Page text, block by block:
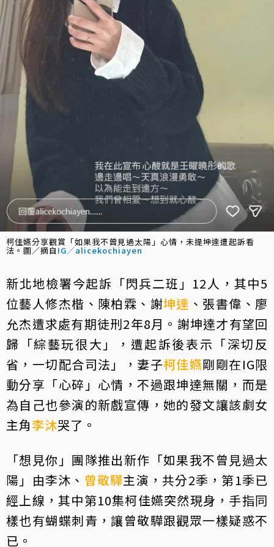
柯佳嬿分享觀賞「如果我不曾見過太陽」心情，未提坤達遭起訴看
法。圖／摘自 IG／alicekochiayen
新北地檢署今起訴「閃兵二班」12人，其中5
位藝人修杰楷、陳柏霖、謝坤達 、張書偉、廖
允杰遭求處有期徒刑2年8月。謝坤達才有望回
歸「綜藝玩很大」，遭起訴後表示「深切反
省，一切配合司法」，妻子柯佳嬿剛剛在IG限
動分享「心碎」心情，不過跟坤達無關，而是
為自己也參演的新戲宣傳，她的發文讓該劇女
主角李沐哭了。
「想見你」團隊推出新作「如果我不曾見過太
陽」由李沐、 曾敬驊主演，共分2季，第1季已
經上線，其中第10集柯佳嬿突然現身，手指同
樣也有蝴蝶刺青，讓曾敬驊跟觀眾一樣疑惑不
已。